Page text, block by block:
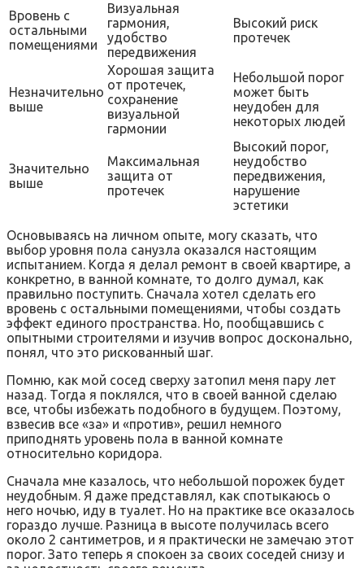
Вровень с
остальными
помещениями
Визуальная
гармония,
удобство
передвижения
Высокий риск
протечек
Незначительно
выше
Хорошая защита
от протечек,
сохранение
визуальной
гармонии
Небольшой порог
может быть
неудобен для
некоторых людей
Значительно
выше
Максимальная
защита от
протечек
Высокий порог,
неудобство
передвижения,
нарушение
эстетики
Основываясь на личном опыте, могу сказать, что
выбор уровня пола санузла оказался настоящим
испытанием. Когда я делал ремонт в своей квартире, а
конкретно, в ванной комнате, то долго думал, как
правильно поступить. Сначала хотел сделать его
вровень с остальными помещениями, чтобы создать
эффект единого пространства. Но, пообщавшись с
опытными строителями и изучив вопрос досконально,
понял, что это рискованный шаг.
Помню, как мой сосед сверху затопил меня пару лет
назад. Тогда я поклялся, что в своей ванной сделаю
все, чтобы избежать подобного в будущем. Поэтому,
взвесив все «за» и «против», решил немного
приподнять уровень пола в ванной комнате
относительно коридора.
Сначала мне казалось, что небольшой порожек будет
неудобным. Я даже представлял, как спотыкаюсь о
него ночью, иду в туалет. Но на практике все оказалось
гораздо лучше. Разница в высоте получилась всего
около 2 сантиметров, и я практически не замечаю этот
порог. Зато теперь я спокоен за своих соседей снизу и